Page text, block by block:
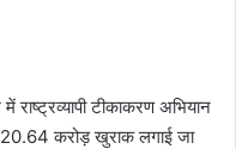
राष्ट्रव्यापी टीकाकरण अभियान
करोड़ खुराक लगाई जा